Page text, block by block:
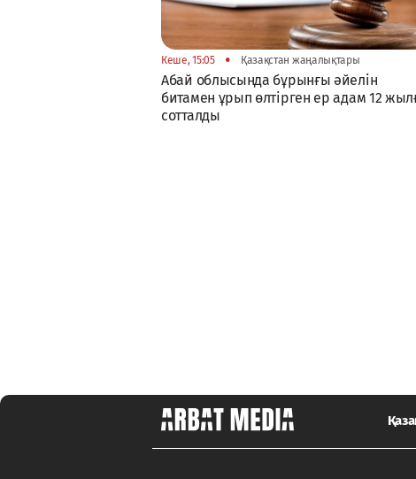
Кеше, 15:05 • Қазақстан жаңалықтары
Абай облысында бұрынғы әйелін
битамен ұрып өлтірген ер адам 12
сотталды